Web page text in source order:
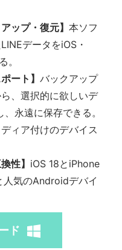
ップ・復元】 本ソフ
データをiOS・
。
ート】 バックアップ
、選択的に欲しいデ
永遠に保存できる。
ィア付けのデバイス
性】 iOS 18とiPhone
人気のAndroidデバイ
ド